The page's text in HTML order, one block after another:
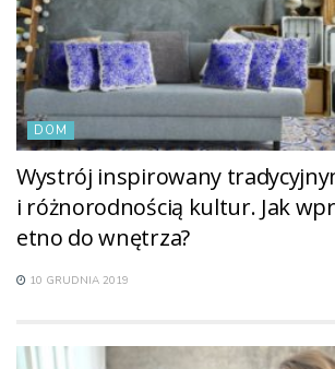
DOM
Wystrój inspirowany
i różnorodnością kultur. Jak
etno do wnętrza?
10 GRUDNIA 2019